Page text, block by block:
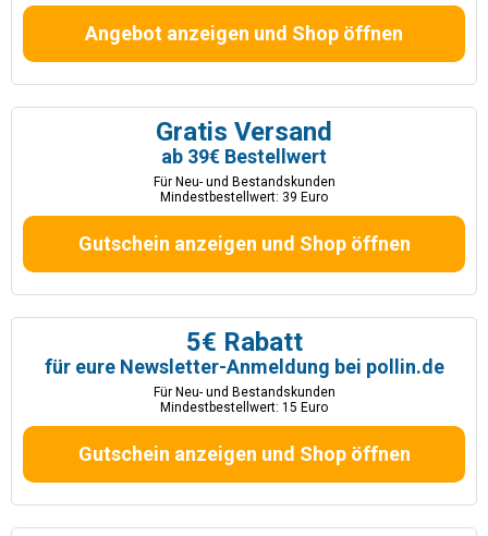
Angebot anzeigen und Shop öffnen
Gratis Versand
ab 39€ Bestellwert
Für Neu- und Bestandskunden
Mindestbestellwert: 39 Euro
Gutschein anzeigen und Shop öffnen
5€ Rabatt
für eure Newsletter-Anmeldung bei pollin.de
Für Neu- und Bestandskunden
Mindestbestellwert: 15 Euro
Gutschein anzeigen und Shop öffnen